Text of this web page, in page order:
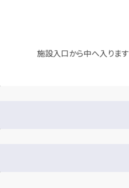
施設入口から中へ入ります